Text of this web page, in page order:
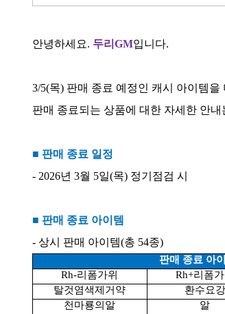
안녕하세요. 두리 GM입니다.
3/5(목) 판매 종료 예정인 캐시 아이템을
판매 종료되는 상품에 대한 자세한 안
■ 판매 종료 일정
- 2026년 3월 5일(목) 정기점검 시
■ 판매 종료 아이템
- 상시 판매 아이템(총 54종)
판매 종료 아
Rh-리폼가위 Rh+리폼가
탈것염색제거약
환수요강
천마룡의알
알